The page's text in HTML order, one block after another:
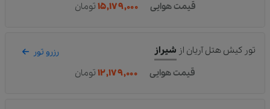
قیمت هوایی ۱۵,۱۷۹,۰۰۰ تومان
تور کیش هتل آریان از شیراز رزرو تور
قیمت هوایی ۱۲,۱۷۹,۰۰۰ تومان